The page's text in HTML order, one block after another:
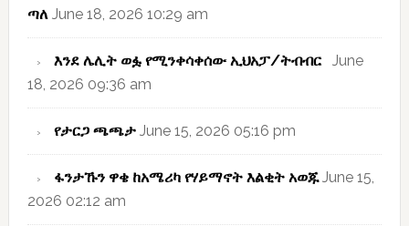
ጣለ June 18, 2026 10:29 am
እንደ ሌሊት ወፏ የሚንቀሳቀሰው ኢህአፓ/ትብብር June
18, 2026 09:36 am
የታርጋ ጫጫታ June 15, 2026 05:16 pm
ፋንታኹን ዋቄ ከአሜሪካ የሃይማኖት እልቂት አወጁ June 15,
2026 02:12 am